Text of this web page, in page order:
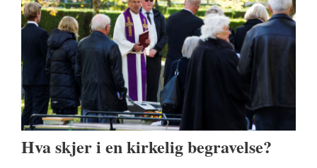
Hva skjer i en kirkelig begravelse?